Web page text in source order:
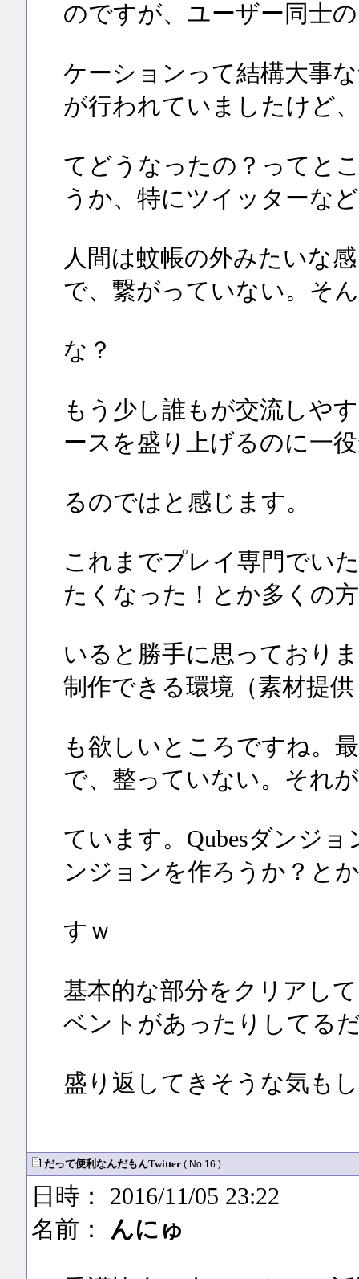
のですが、ユーザー同士
ケーションって結構大事
が行われていましたけど
てどうなったの？ってと
うか、特にツイッターな
人間は蚊帳の外みたいな
で、繋がっていない。そ
な？
もう少し誰もが交流しや
ースを盛り上げるのに一
るのではと感じます。
これまでプレイ専門でい
たくなった！とか多くの
いると勝手に思っており
制作できる環境（素材提
も欲しいところですね。
で、整っていない。それ
ています。Qubesダンジ
ンジョンを作ろうか？と
すｗ
基本的な部分をクリアし
ベントがあったりしてる
盛り返してきそうな気も
だって便利なんだもんTwitter ( No.16 )
日時： 2016/11/05 23:22
名前：
んにゅ